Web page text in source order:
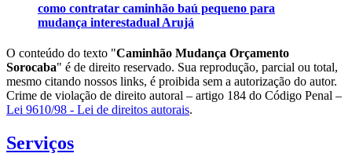
como contratar caminhão baú pequeno para
mudança interestadual Arujá
O conteúdo do texto "Caminhão Mudança Orçamento
Sorocaba" é de direito reservado. Sua reprodução, parcial ou total,
mesmo citando nossos links, é proibida sem a autorização do autor.
Crime de violação de direito autoral – artigo 184 do Código Penal –
Lei 9610/98 - Lei de direitos autorais.
Serviços